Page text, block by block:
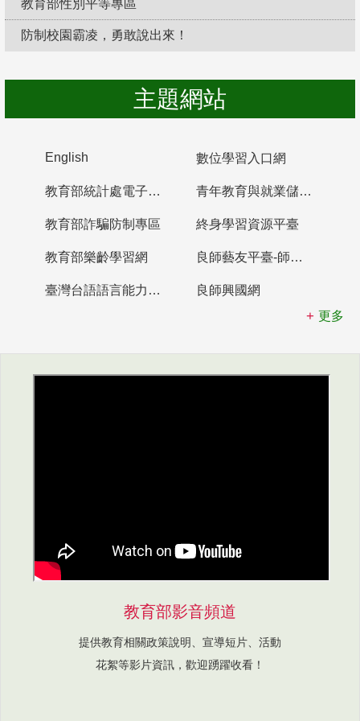
教育部性別平等專區
防制校園霸凌，勇敢說出來！
主題網站
English 數位學習入口網
教育部統計處電子書櫃 青年教育與就業儲蓄帳戶
教育部詐騙防制專區 終身學習資源平臺
教育部樂齡學習網 良師藝友平臺-師資培育整合平臺
臺灣台語語言能力認證網站
良師興國網
更多
教育部影音頻道
提供教育相關政策說明、宣導短片、活動
花絮等影片資訊，歡迎踴躍收看！